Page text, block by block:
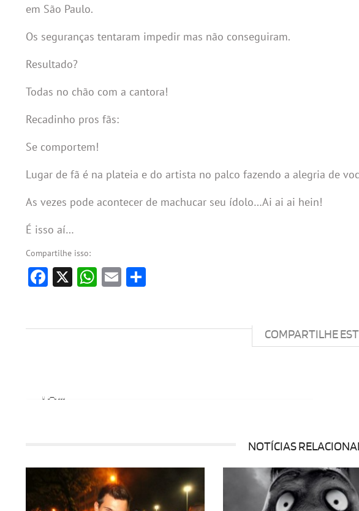
em São Paulo.
Os seguranças tentaram impedir mas não conseguiram.
Resultado?
Todas no chão com a cantora!
Recadinho pros fãs:
Se comportem!
Lugar de fã é na plateia e do artista no palco fazendo a alegria de
As vezes pode acontecer de machucar seu ídolo…Ai ai ai hein!
É isso aí…
Compartilhe isso:
Facebook
X WhatsApp
Email
COMPARTILHE
#LINDOGESTO: SOLIDÁRIA RIHANNA COLOCA
FÃ ...
NOTÍCIAS